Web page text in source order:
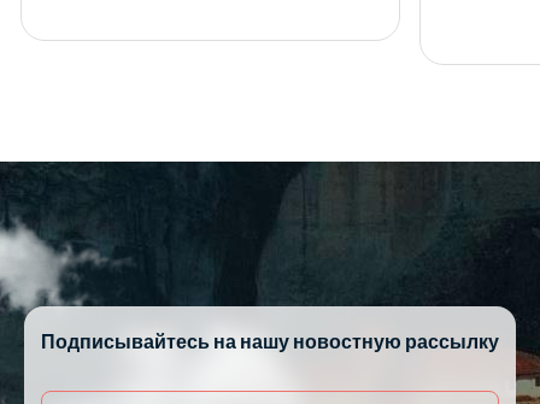
Подписывайтесь на нашу новостную рассылку